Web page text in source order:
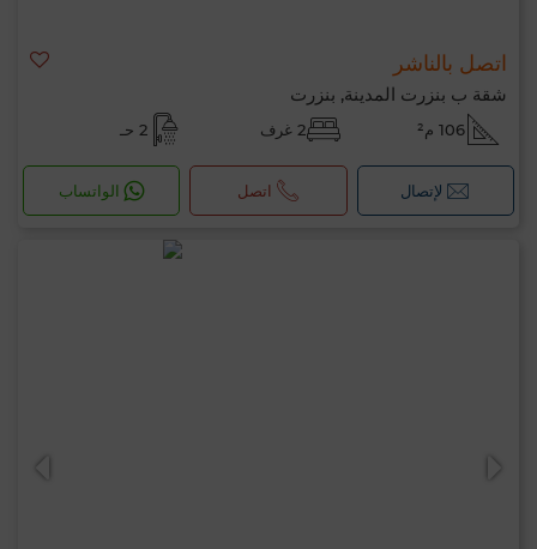
اتصل بالناشر
شقة ب بنزرت المدينة, بنزرت
106 م² 2 غرف 2 حـ
لإتصال اتصل الواتساب